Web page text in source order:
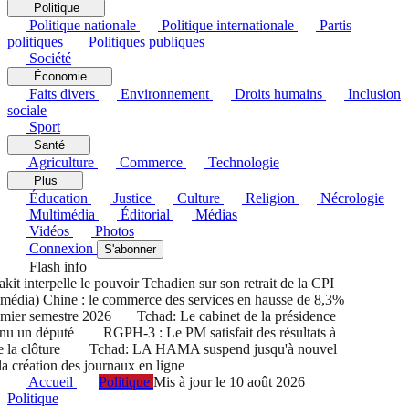
Politique
Politique nationale Politique internationale
Partis
politiques
Politiques publiques
Société
Économie
Faits divers Environnement Droits humains
Inclusion
sociale
Sport
Santé
Agriculture Commerce Technologie
Plus
Éducation Justice Culture Religion
Nécrologie
Multimédia
Éditorial
Médias
Vidéos
Photos
Connexion
S'abonner
Flash info
le pouvoir Tchadien sur son retrait de la CPI
Chine : le commerce des services en hausse de 8,3%
semestre 2026
Tchad: Le cabinet de la présidence
un député
RGPH-3 : Le PM satisfait des résultats à
clôture
Tchad: LA HAMA suspend jusqu'à nouvel
des journaux en ligne
Accueil
Politique Mis à jour le 10 août 2026
Politique